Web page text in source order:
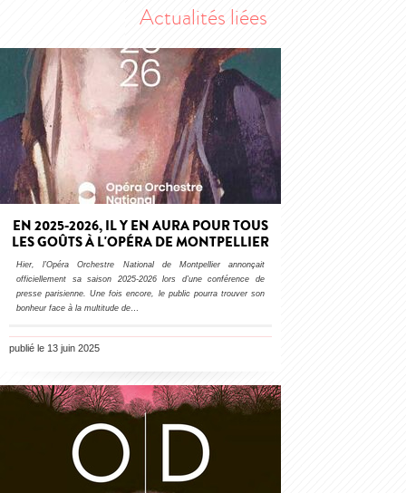
Actualités liées
EN 2025-2026, IL Y EN AURA POUR TOUS
LES GOÛTS À L'OPÉRA DE MONTPELLIER
Hier, l’Opéra Orchestre National de Montpellier annonçait
officiellement sa saison 2025-2026 lors d’une conférence de
presse parisienne. Une fois encore, le public pourra trouver son
bonheur face à la multitude de…
publié le 13 juin 2025